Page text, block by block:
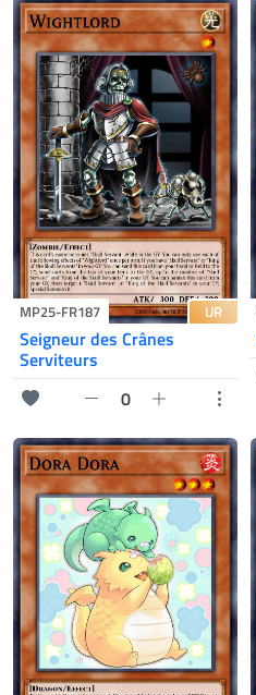
MP25-FR187 UR
Seigneur des Crânes
Serviteurs
0